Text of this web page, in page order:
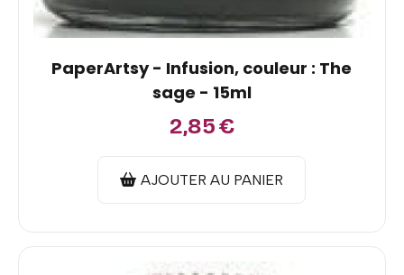
PaperArtsy - Infusion, couleur : The
sage - 15ml
2,85€
AJOUTER AU PANIER